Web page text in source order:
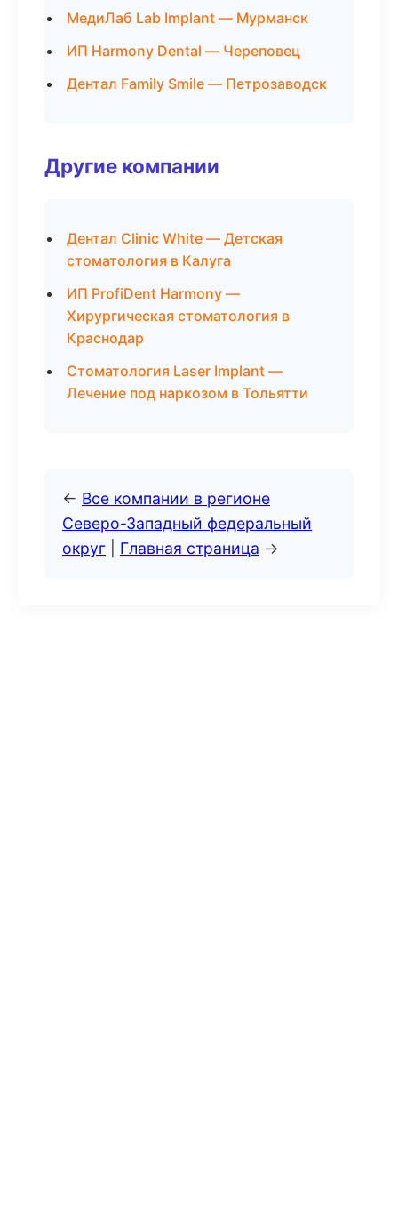
МедиЛаб Lab Implant — Мурманск
ИП Harmony Dental — Череповец
Дентал Family Smile — Петрозаводск
Другие компании
Дентал Clinic White — Детская
стоматология в Калуга
ИП ProfiDent Harmony —
Хирургическая стоматология в
Краснодар
Стоматология Laser Implant —
Лечение под наркозом в Тольятти
← Все компании в регионе
Северо-Западный федеральный
округ
Главная страница →